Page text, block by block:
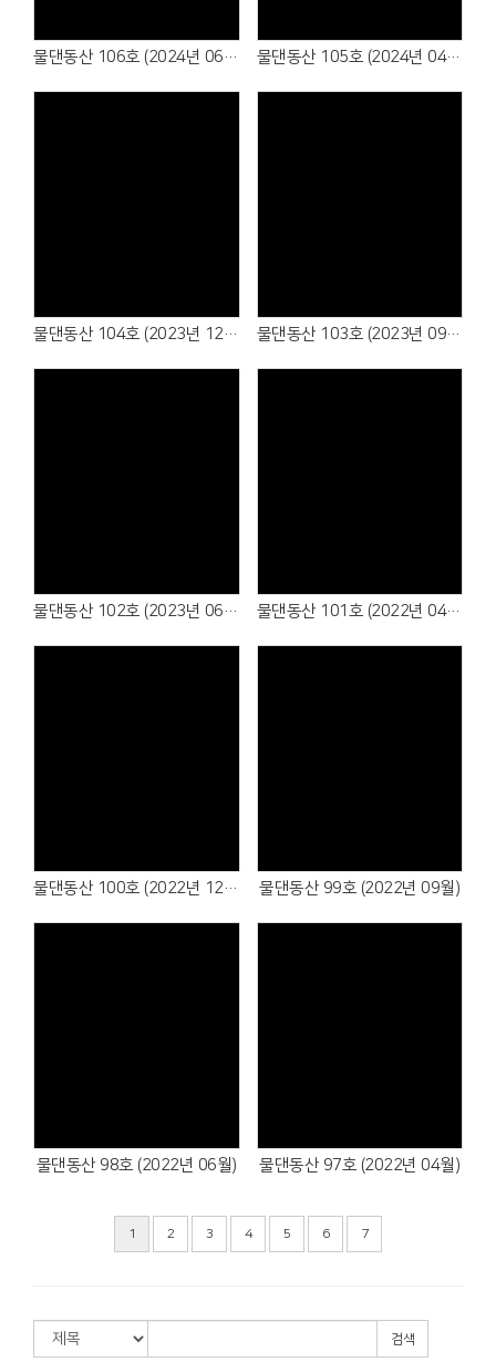
물댄동산 106호 (2024년 06월) 물댄동산 105호 (2024년 04월)
물댄동산 104호 (2023년 12월) 물댄동산 103호 (2023년 09월)
물댄동산 102호 (2023년 06월) 물댄동산 101호 (2022년 04월)
물댄동산 100호 (2022년 12월) 물댄동산 99호 (2022년 09월)
물댄동산 98호 (2022년 06월) 물댄동산 97호 (2022년 04월)
1 2 3 4 5 6 7
검색